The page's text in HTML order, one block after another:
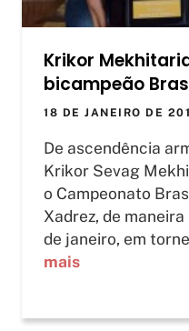
Krikor
bicampeão
18 DE JANEIRO DE
De ascendência
Krikor Sevag
o Campeonato
Xadrez, de
de janeiro, em
mais